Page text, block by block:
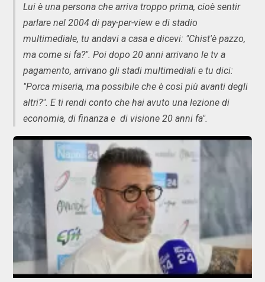
Lui è una persona che arriva troppo prima, cioè sentir
parlare nel 2004 di pay-per-view e di stadio
multimediale, tu andavi a casa e dicevi: "Chist'è pazzo,
ma come si fa?". Poi dopo 20 anni arrivano le tv a
pagamento, arrivano gli stadi multimediali e tu dici:
"Porca miseria, ma possibile che è così più avanti degli
altri?". E ti rendi conto che hai avuto una lezione di
economia, di finanza e di visione 20 anni fa".